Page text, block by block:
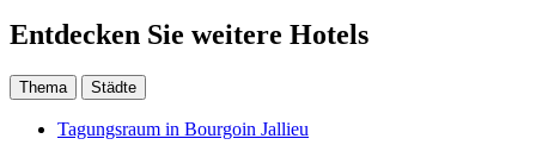
Entdecken Sie weitere Hotels
Thema Städte
Tagungsraum in Bourgoin Jallieu